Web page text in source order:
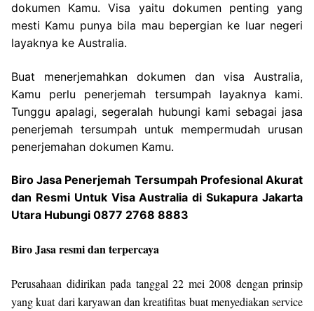
dokumen Kamu. Visa yaitu dokumen penting yang
mesti Kamu punya bila mau bepergian ke luar negeri
layaknya ke Australia.
Buat menerjemahkan dokumen dan visa Australia,
Kamu perlu penerjemah tersumpah layaknya kami.
Tunggu apalagi, segeralah hubungi kami sebagai jasa
penerjemah tersumpah untuk mempermudah urusan
penerjemahan dokumen Kamu.
Biro Jasa Penerjemah Tersumpah Profesional Akurat
dan Resmi Untuk Visa Australia di Sukapura Jakarta
Utara Hubungi 0877 2768 8883
Biro Jasa resmi dan terpercaya
Perusahaan didirikan pada tanggal 22 mei 2008 dengan prinsip
yang kuat dari karyawan dan kreatifitas buat menyediakan service